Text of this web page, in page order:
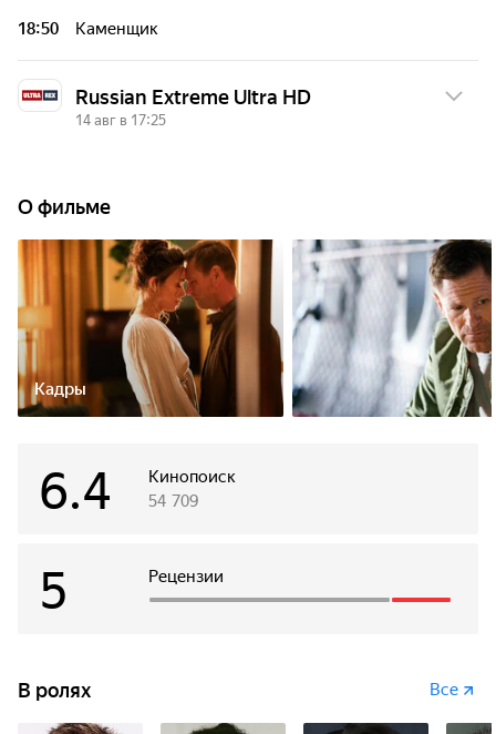
18:50 Каменщик
Russian Extreme Ultra HD
14 авг в 17:25
17:25 Каменщик
О фильме
Кадры
Кинопоиск
6.4 54 709
Рецензии
5
В ролях Все